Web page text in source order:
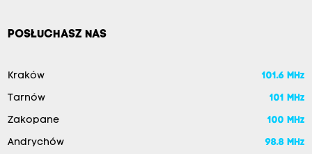
POSŁUCHASZ NAS
Kraków 101.6 MHz
Tarnów 101 MHz
Zakopane 100 MHz
Andrychów 98.8 MHz